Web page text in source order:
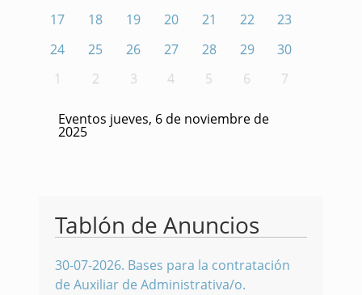
17
18 19 20 21 22
23
24
25 26 27 28 29
30
1
2 3 4 5 6 7
Eventos jueves, 6 de noviembre de
2025
Tablón de Anuncios
30-07-2026. Bases para la contratación
de Auxiliar de Administrativa/o.